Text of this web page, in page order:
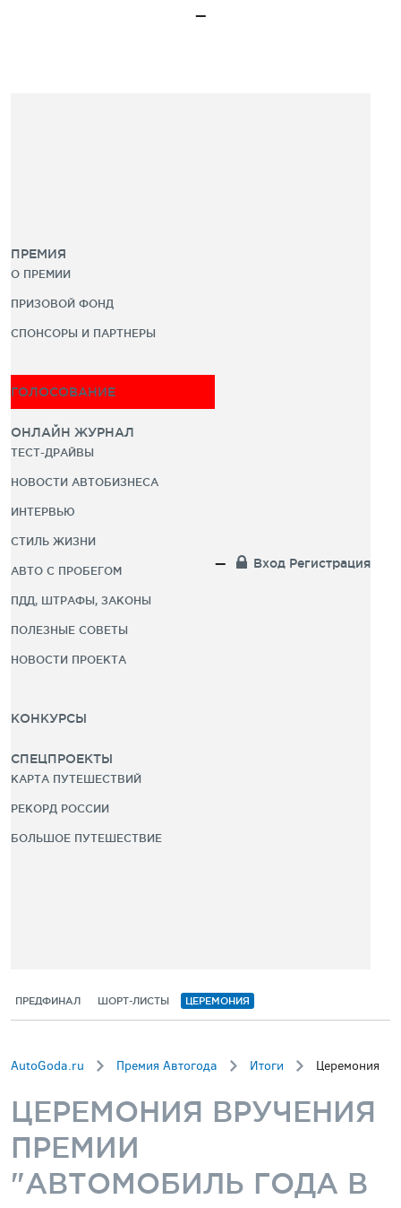
ПРЕМИЯ
О ПРЕМИИ
ПРИЗОВОЙ ФОНД
СПОНСОРЫ И ПАРТНЕРЫ
ГОЛОСОВАНИЕ
ОНЛАЙН ЖУРНАЛ
ТЕСТ-ДРАЙВЫ
НОВОСТИ АВТОБИЗНЕСА
ИНТЕРВЬЮ
СТИЛЬ ЖИЗНИ
АВТО С ПРОБЕГОМ
ПДД, ШТРАФЫ, ЗАКОНЫ
ПОЛЕЗНЫЕ СОВЕТЫ
НОВОСТИ ПРОЕКТА
КОНКУРСЫ
СПЕЦПРОЕКТЫ
КАРТА ПУТЕШЕСТВИЙ
РЕКОРД РОССИИ
БОЛЬШОЕ ПУТЕШЕСТВИЕ
Вход Регистрация
ПРЕДФИНАЛ ШОРТ-ЛИСТЫ ЦЕРЕМОНИЯ
AutoGoda.ru Премия Автогода Итоги Церемония
ЦЕРЕМОНИЯ ВРУЧЕНИЯ
ПРЕМИИ
"АВТОМОБИЛЬ ГОДА В